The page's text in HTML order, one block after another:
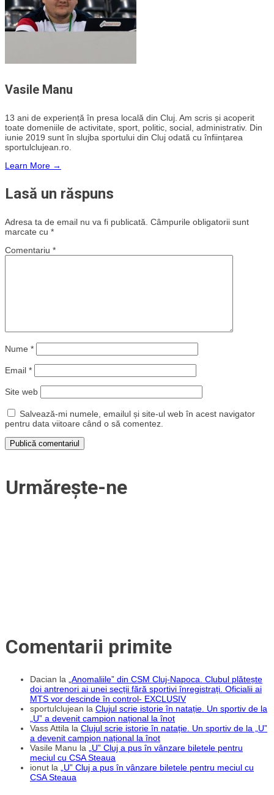
Vasile Manu
13 ani de experiență în presa locală din Cluj. Am scris și acoperit
toate domeniile de activitate, sport, politic, social, administrativ. Din
iunie 2019 sunt în slujba sportului din Cluj odată cu înființarea
sportulclujean.ro.
Learn More →
Lasă un răspuns
Adresa ta de email nu va fi publicată. Câmpurile obligatorii sunt
marcate cu *
Comentariu *
Nume *
Email *
Site web
Salvează-mi numele, emailul și site-ul web în acest navigator
pentru data viitoare când o să comentez.
Urmărește-ne
Comentarii primite
Dacian la „Anomaliile” din CSM Cluj-Napoca. Clubul plătește
doi antrenori ai unei secții fără sportivi înregistrați. Oficialii ai
MTS vor descinde în control- EXCLUSIV
sportulclujean la Clujul scrie istorie în natație. Un sportiv de la
„U” a devenit campion național la înot
Vass Attila la Clujul scrie istorie în natație. Un sportiv de la „U”
a devenit campion național la înot
Vasile Manu la „U” Cluj a pus în vânzare biletele pentru
meciul cu CSA Steaua
ionut la „U” Cluj a pus în vânzare biletele pentru meciul cu
CSA Steaua